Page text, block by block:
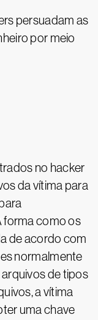
persuadam as
por meio
no hacker
da vítima para
forma como os
de acordo com
normalmente
de tipos
a vítima
uma chave